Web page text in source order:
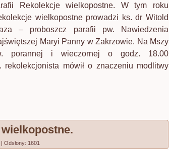
Rekolekcje wielkopostne. W tym roku
wielkopostne prowadzi ks. dr Witold
– proboszcz parafii pw. Nawiedzenia
Maryi Panny w Zakrzowie. Na Mszy
porannej i wieczornej o godz. 18.00
rekolekcjonista mówił o znaczeniu modlitwy
Odsłony: 1601